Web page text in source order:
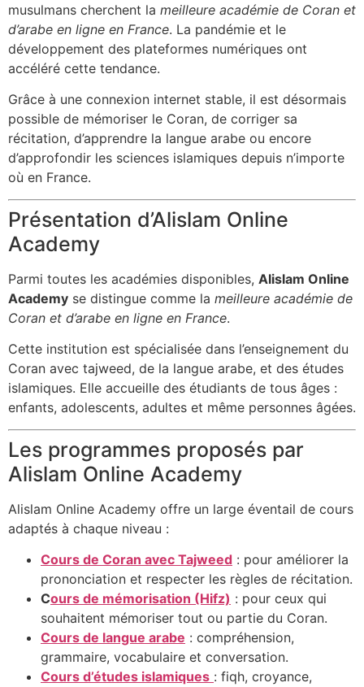
musulmans cherchent la meilleure académie de Coran et
d’arabe en ligne en France. La pandémie et le
développement des plateformes numériques ont
accéléré cette tendance.
Grâce à une connexion internet stable, il est désormais
possible de mémoriser le Coran, de corriger sa
récitation, d’apprendre la langue arabe ou encore
d’approfondir les sciences islamiques depuis n’importe
où en France.
Présentation d’Alislam Online
Academy
Parmi toutes les académies disponibles, Alislam Online
Academy se distingue comme la meilleure académie de
Coran et d’arabe en ligne en France.
Cette institution est spécialisée dans l’enseignement du
Coran avec tajweed, de la langue arabe, et des études
islamiques. Elle accueille des étudiants de tous âges :
enfants, adolescents, adultes et même personnes âgées.
Les programmes proposés par
Alislam Online Academy
Alislam Online Academy offre un large éventail de cours
adaptés à chaque niveau :
Cours de Coran avec Tajweed : pour améliorer la
prononciation et respecter les règles de récitation.
Cours de mémorisation (Hifz) : pour ceux qui
souhaitent mémoriser tout ou partie du Coran.
Cours de langue arabe : compréhension,
grammaire, vocabulaire et conversation.
Cours d’études islamiques : fiqh, croyance,